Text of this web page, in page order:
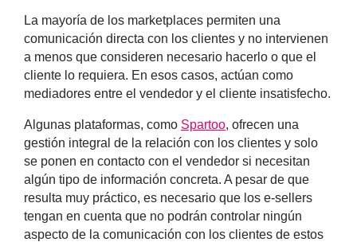
La mayoría de los marketplaces permiten una
comunicación directa con los clientes y no intervienen
a menos que consideren necesario hacerlo o que el
cliente lo requiera. En esos casos, actúan como
mediadores entre el vendedor y el cliente insatisfecho.
Algunas plataformas, como Spartoo, ofrecen una
gestión integral de la relación con los clientes y solo
se ponen en contacto con el vendedor si necesitan
algún tipo de información concreta. A pesar de que
resulta muy práctico, es necesario que los e-sellers
tengan en cuenta que no podrán controlar ningún
aspecto de la comunicación con los clientes de estos